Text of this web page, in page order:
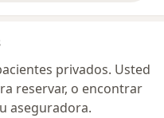
privados. Usted
reservar, o encontrar
aseguradora.